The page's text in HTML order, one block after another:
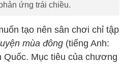
ứng trái chiều.
tạo nên sân chơi chỉ tập
mùa đông (tiếng Anh:
Mục tiêu của chương